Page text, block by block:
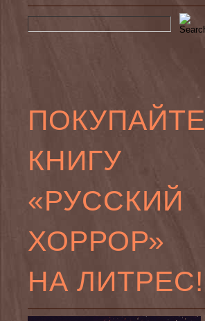
ПОКУПАЙТЕ
КНИГУ
«РУССКИЙ
ХОРРОР»
НА ЛИТРЕС!